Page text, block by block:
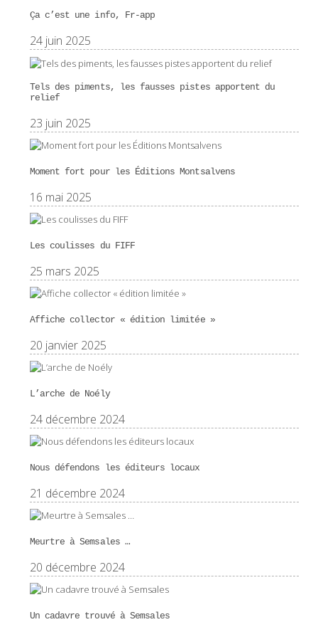
Ça c’est une info, Fr-app
24 juin 2025
Tels des piments, les fausses pistes apportent du
relief
23 juin 2025
Moment fort pour les Éditions Montsalvens
16 mai 2025
Les coulisses du FIFF
25 mars 2025
Affiche collector « édition limitée »
20 janvier 2025
L’arche de Noély
24 décembre 2024
Nous défendons les éditeurs locaux
21 décembre 2024
Meurtre à Semsales …
20 décembre 2024
Un cadavre trouvé à Semsales